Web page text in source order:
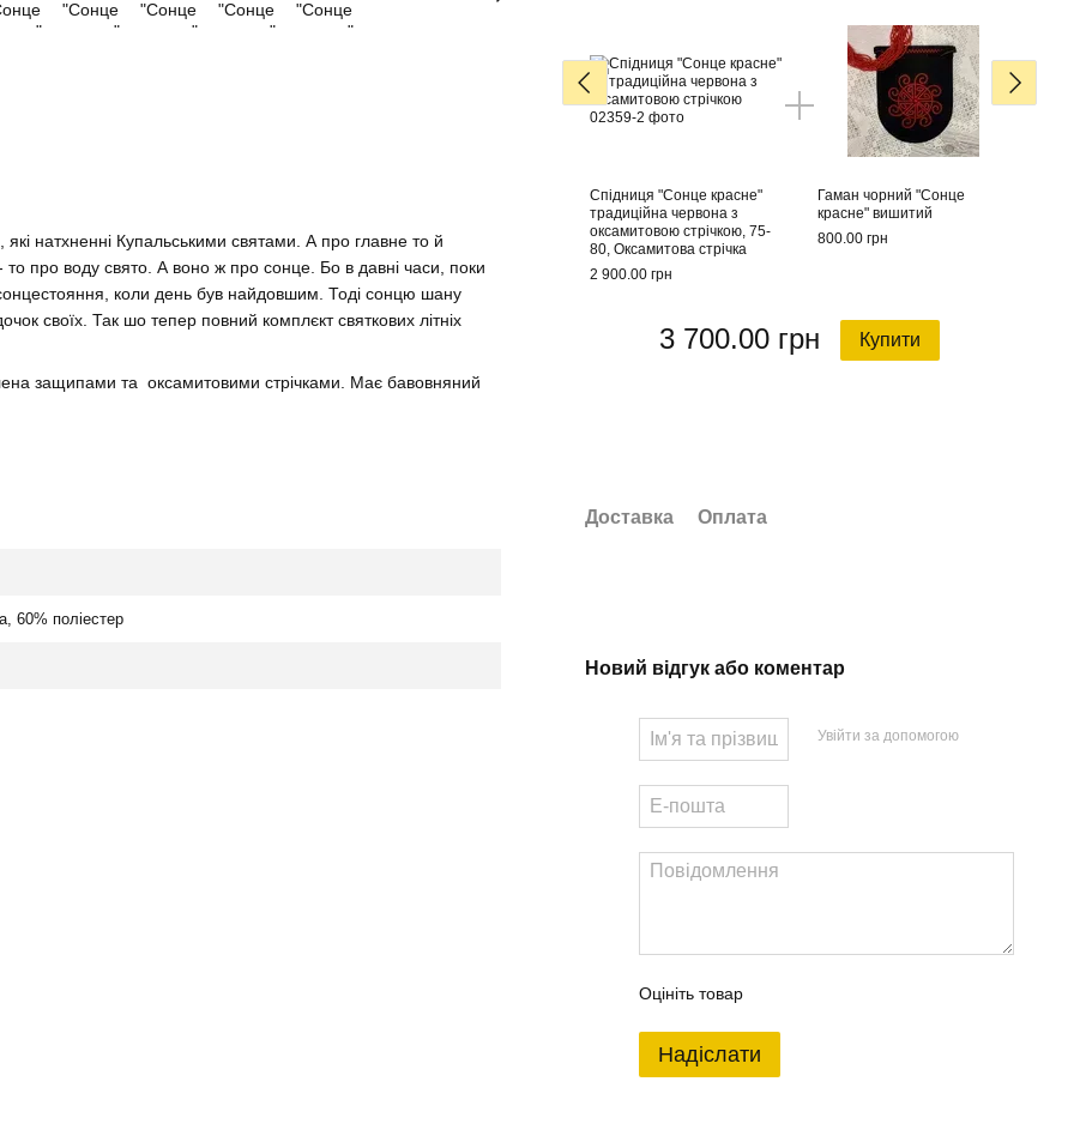
Спідниця "Сонце красне"
традиційна червона з
оксамитовою стрічкою, 75-
80, Оксамитова стрічка
2 900.00 грн
Гаман чорний "Сонце
красне" вишитий
800.00 грн
3 700.00 грн Купити
Доставка Оплата
Новий відгук або коментар
Увійти за допомогою
Оцініть товар
Надіслати
натхненні Купальськими святами. А про главне то й
про воду свято. А воно ж про сонце. Бо в давні часи, поки
коли день був найдовшим. Тоді сонцю шану
своїх. Так шо тепер повний комплєкт святкових літніх
защипами та оксамитовими стрічками. Має бавовняний
60% поліестер